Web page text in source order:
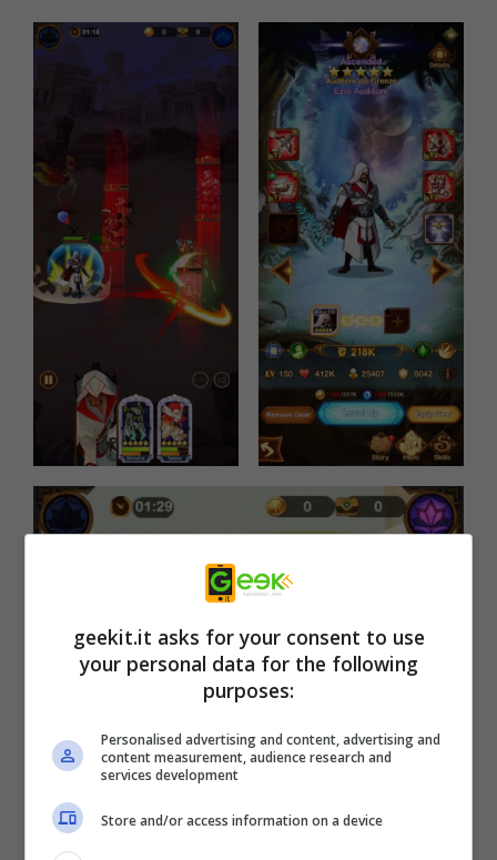
geekit.it asks for your consent to use
your personal data for the following
purposes:
Personalised advertising and content, advertising and
content measurement, audience research and
services development
Store and/or access information on a device